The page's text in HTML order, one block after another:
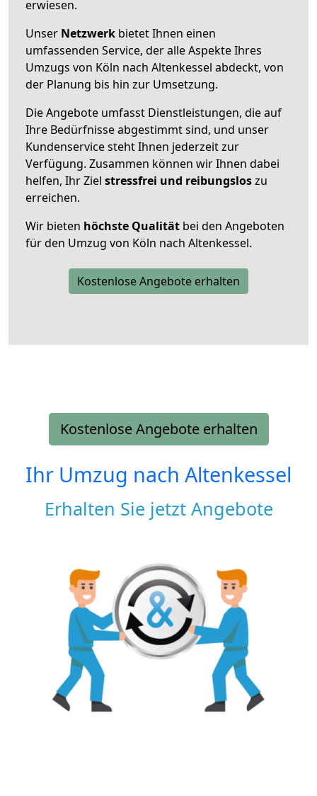
erwiesen.
Unser Netzwerk bietet Ihnen einen
umfassenden Service, der alle Aspekte Ihres
Umzugs von Köln nach Altenkessel abdeckt, von
der Planung bis hin zur Umsetzung.
Die Angebote umfasst Dienstleistungen, die auf
Ihre Bedürfnisse abgestimmt sind, und unser
Kundenservice steht Ihnen jederzeit zur
Verfügung. Zusammen können wir Ihnen dabei
helfen, Ihr Ziel stressfrei und reibungsloszu
erreichen.
Wir bieten höchste Qualität bei den Angeboten
für den Umzug von Köln nach Altenkessel.
Kostenlose Angebote erhalten
Kostenlose Angebote erhalten
Ihr Umzug nach Altenkessel
Erhalten Sie jetzt Angebote